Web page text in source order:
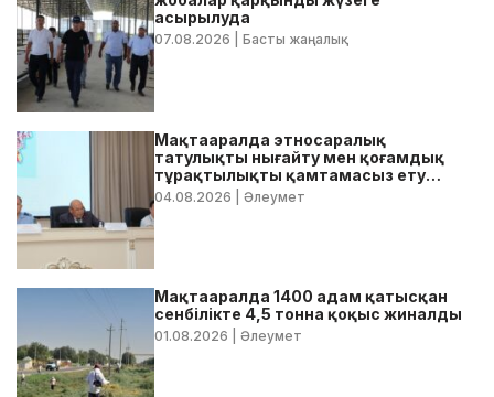
асырылуда
07.08.2026 | Басты жаңалық
Мақтааралда этносаралық
татулықты нығайту мен қоғамдық
тұрақтылықты қамтамасыз ету
бойынша жедел кеңес өтті
04.08.2026 | Әлеумет
Мақтааралда 1400 адам қатысқан
сенбілікте 4,5 тонна қоқыс жиналды
01.08.2026 | Әлеумет